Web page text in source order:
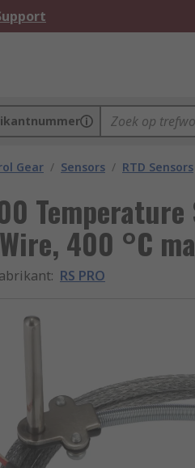
Gear / Sensors / RTD Sensors
400 °C
: RS PRO